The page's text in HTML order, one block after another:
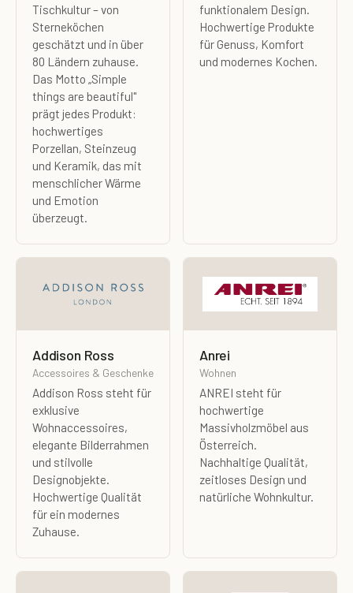
Tischkultur – von
Sterneköchen
geschätzt und in über
80 Ländern zuhause.
Das Motto „Simple
things are beautiful"
prägt jedes Produkt:
hochwertiges
Porzellan, Steinzeug
und Keramik, das mit
menschlicher Wärme
und Emotion
überzeugt.
funktionalem Design.
Hochwertige Produkte
für Genuss, Komfort
und modernes Kochen.
Addison Ross
Accessoires & Geschenke
Addison Ross steht für
exklusive
Wohnaccessoires,
elegante Bilderrahmen
und stilvolle
Designobjekte.
Hochwertige Qualität
für ein modernes
Zuhause.
Anrei
Wohnen
ANREI steht für
hochwertige
Massivholzmöbel aus
Österreich.
Nachhaltige Qualität,
zeitloses Design und
natürliche Wohnkultur.